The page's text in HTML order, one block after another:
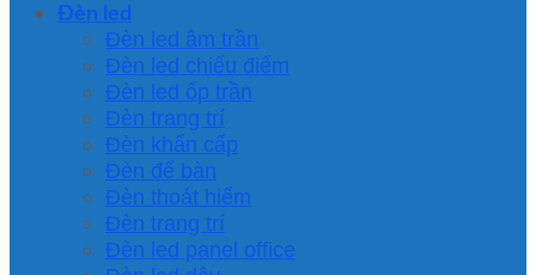
Đèn led
Đèn led âm trần
Đèn led chiếu điểm
Đèn led ốp trần
Đèn trang trí
Đèn khẩn cấp
Đèn để bàn
Đèn thoát hiểm
Đèn trang trí
Đèn led panel office